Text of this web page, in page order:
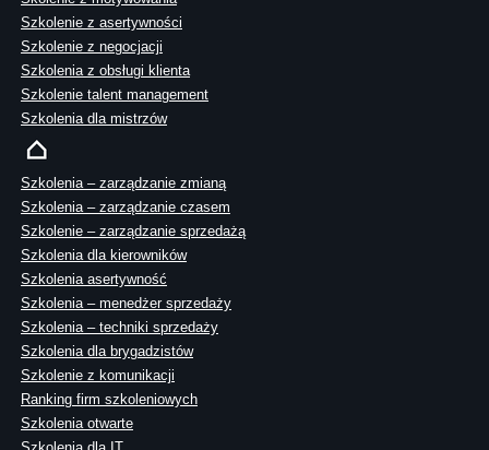
Szkolenie z asertywności
Szkolenie z negocjacji
Szkolenia z obsługi klienta
Szkolenie talent management
Szkolenia dla mistrzów
Szkolenia – zarządzanie zmianą
Szkolenia – zarządzanie czasem
Szkolenie – zarządzanie sprzedażą
Szkolenia dla kierowników
Szkolenia asertywność
Szkolenia – menedżer sprzedaży
Szkolenia – techniki sprzedaży
Szkolenia dla brygadzistów
Szkolenie z komunikacji
Ranking firm szkoleniowych
Szkolenia otwarte